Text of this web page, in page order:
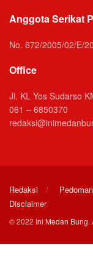
Anggota Serikat
No. 672/2005/02/E/
Office
Jl. KL Yos Sudarso
061 – 6850370
Redaksi
Disclaimer
© 2022 Ini Medan Bung.